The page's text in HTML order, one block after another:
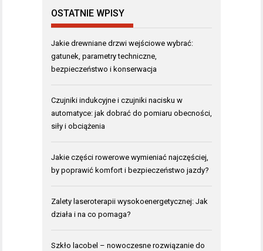
OSTATNIE WPISY
Jakie drewniane drzwi wejściowe wybrać:
gatunek, parametry techniczne,
bezpieczeństwo i konserwacja
Czujniki indukcyjne i czujniki nacisku w
automatyce: jak dobrać do pomiaru obecności,
siły i obciążenia
Jakie części rowerowe wymieniać najczęściej,
by poprawić komfort i bezpieczeństwo jazdy?
Zalety laseroterapii wysokoenergetycznej: Jak
działa i na co pomaga?
Szkło lacobel – nowoczesne rozwiązanie do